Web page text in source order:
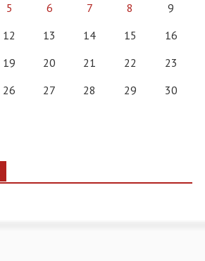
5 6 7 8
9
12 13 14 15
16
19 20 21 22
23
26 27 28 29
30